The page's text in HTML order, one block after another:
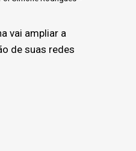
vai ampliar a
de suas redes